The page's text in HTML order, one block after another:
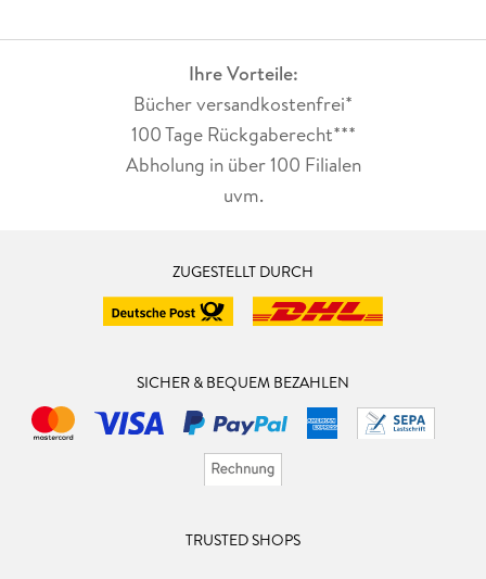
Ihre Vorteile:
Bücher versandkostenfrei*
100 Tage Rückgaberecht***
Abholung in über 100 Filialen
uvm.
ZUGESTELLT DURCH
SICHER & BEQUEM BEZAHLEN
TRUSTED SHOPS